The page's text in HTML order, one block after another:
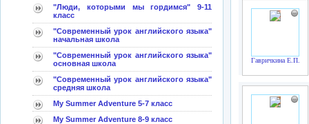
"Люди, которыми мы гордимся" 9-11
класс
"Современный урок английского языка"
начальная школа
"Современный урок английского языка"
основная школа
"Современный урок английского языка"
средняя школа
My Summer Adventure 5-7 класс
My Summer Adventure 8-9 класс
Гавричкина Е.П.